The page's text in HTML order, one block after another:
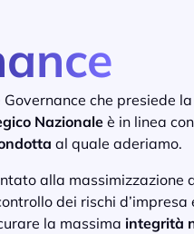
che presiede la
Nazionale è in linea
al quale aderiamo.
alla massimizzazione
dei rischi d’impresa
la massima integrità